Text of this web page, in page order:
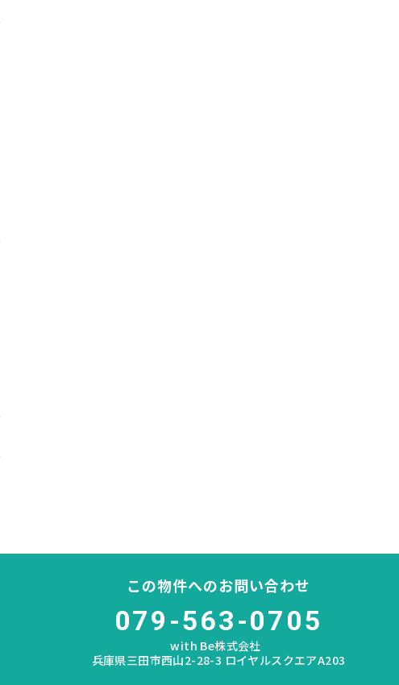
この物件へのお問い合わせ
079-563-0705
with Be株式会社
兵庫県三田市西山2-28-3 ロイヤルスクエアA203